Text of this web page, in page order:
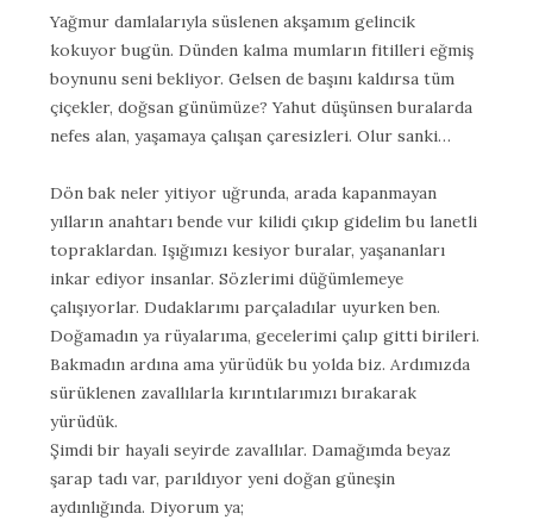
Yağmur damlalarıyla süslenen akşamım gelincik
kokuyor bugün. Dünden kalma mumların fitilleri eğmiş
boynunu seni bekliyor. Gelsen de başını kaldırsa tüm
çiçekler, doğsan günümüze? Yahut düşünsen buralarda
nefes alan, yaşamaya çalışan çaresizleri. Olur sanki…
Dön bak neler yitiyor uğrunda, arada kapanmayan
yılların anahtarı bende vur kilidi çıkıp gidelim bu lanetli
topraklardan. Işığımızı kesiyor buralar, yaşananları
inkar ediyor insanlar. Sözlerimi düğümlemeye
çalışıyorlar. Dudaklarımı parçaladılar uyurken ben.
Doğamadın ya rüyalarıma, gecelerimi çalıp gitti birileri.
Bakmadın ardına ama yürüdük bu yolda biz. Ardımızda
sürüklenen zavallılarla kırıntılarımızı bırakarak
yürüdük.
Şimdi bir hayali seyirde zavallılar. Damağımda beyaz
şarap tadı var, parıldıyor yeni doğan güneşin
aydınlığında. Diyorum ya;